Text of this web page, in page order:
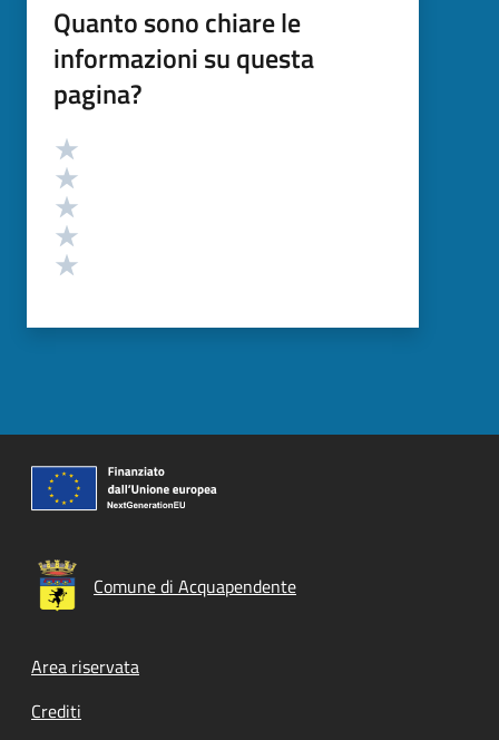
Quanto sono chiare le
informazioni su questa
pagina?
Valutazione
Comune di Acquapendente
Footer menu
Area riservata
Crediti